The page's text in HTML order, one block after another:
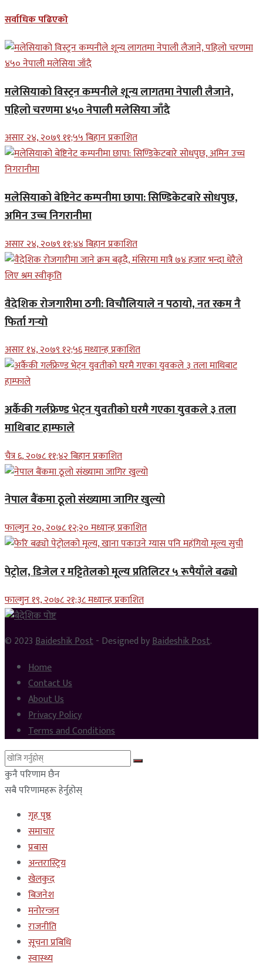
सर्वाधिक पढिएको
मलेसियाको विस्ट्रन कम्पनीले शून्य लागतमा नेपाली लैजाने,
पहिलो चरणमा ४५० नेपाली मलेसिया जाँदै
असार २४, २०७९ ११;५५ बिहान प्रकाशित
मलेसियाको बेष्टिनेट कम्पनीमा छापा: सिण्डिकेटबारे सोधपुछ,
अमिन उच्च निगरानीमा
असार २४, २०७९ ११;४४ बिहान प्रकाशित
वैदेशिक रोजगारीमा ठगी: विचौलियाले न पठायो, नत रकम नै
फिर्ता गर्‍यो
असार १४, २०७९ १२;५६ मध्यान्ह प्रकाशित
अर्कैकी गर्लफ्रेण्ड भेट्न युवतीको घरमै गएका युवकले ३ तला
माथिबाट हाम्फाले
चैत्र ६, २०७८ ११;४२ बिहान प्रकाशित
नेपाल बैंकमा ठूलो संख्यामा जागिर खुल्यो
फाल्गुन २०, २०७८ १२;२० मध्यान्ह प्रकाशित
पेट्रोल, डिजेल र मट्टितेलको मूल्य प्रतिलिटर ५ रूपैयाँले बढ्यो
फाल्गुन १९, २०७८ २१;३८ मध्यान्ह प्रकाशित
© 2023Baideshik Post- Designed byBaideshik Post.
Home
Contact Us
About Us
Privacy Policy
Terms and Conditions
कुनै परिणाम छैन
सबै परिणामहरू हेर्नुहोस्
गृह पृष्ठ
समाचार
प्रबास
अन्तरास्ट्रिय
खेलकुद
बिजनेश
मनोरन्जन
राजनीति
सूचना प्रबिधि
स्वास्थ्य